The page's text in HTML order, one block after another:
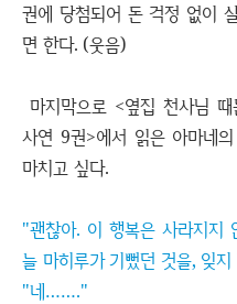
권에 당첨되어 돈 걱정 없이
면 한다. (웃음)
마지막으로 <옆집 천사님
사연 9권>에서 읽은 아마네
마치고 싶다.
"괜찮아. 이 행복은 사라지지
늘 마히루가 기뻤던 것을, 잊
"네……."